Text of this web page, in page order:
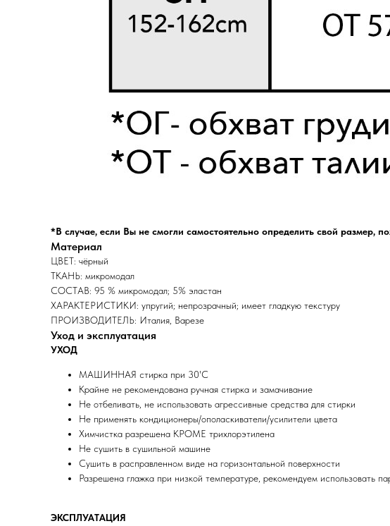
*В случае, если Вы не смогли самостоятельно определить свой размер,
Материал
ЦВЕТ: чёрный
ТКАНЬ: микромодал
СОСТАВ: 95 % микромодал; 5% эластан
ХАРАКТЕРИСТИКИ: упругий; непрозрачный; имеет гладкую текстуру
ПРОИЗВОДИТЕЛЬ: Италия, Варезе
Уход и эксплуатация
УХОД
МАШИННАЯ стирка при 30'C
Крайне не рекомендована ручная стирка и замачивание
Не отбеливать, не использовать агрессивные средства для стирки
Не применять кондиционеры/ополаскиватели/усилители цвета
Химчистка разрешена КРОМЕ трихлорэтилена
Не сушить в сушильной машине
Сушить в расправленном виде на горизонтальной поверхности
Разрешена глажка при низкой температуре, рекомендуем использовать
ЭКСПЛУАТАЦИЯ